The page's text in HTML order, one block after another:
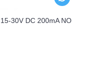
30V DC 200mA NO